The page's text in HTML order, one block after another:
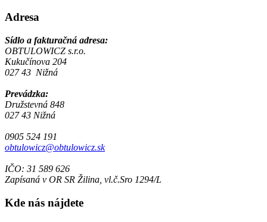
Adresa
Sídlo a fakturačná adresa:
OBTULOWICZ s.r.o.
Kukučínova 204
027 43 Nižná
Prevádzka:
Družstevná 848
027 43 Nižná
0905 524 191
obtulowicz@obtulowicz.sk
IČO: 31 589 626
Zapísaná v OR SR Žilina, vl.č.Sro 1294/L
Kde nás nájdete